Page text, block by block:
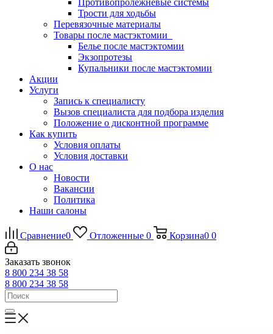
Противопролежневые системы
Трости для ходьбы
Перевязочные материалы
Товары после мастэктомии
Белье после мастэктомии
Экзопротезы
Купальники после мастэктомии
Акции
Услуги
Запись к специалисту
Вызов специалиста для подбора изделия
Положение о дисконтной программе
Как купить
Условия оплаты
Условия доставки
О нас
Новости
Вакансии
Политика
Наши салоны
Сравнение0 Отложенные 0 Корзина0 0
Заказать звонок
8 800 234 38 58
8 800 234 38 58